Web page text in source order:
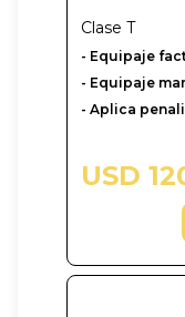
Clase T
- Equipaje
- Equipaje
- Aplica
USD